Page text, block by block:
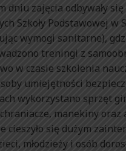
dniu zajęcia odbywały
Szkoły Podstawowej w
wymogi sanitarne),
treningi z
w czasie szkolenia
umiejętności
wykorzystano sprzęt
manekiny oraz
cieszyło się dużym
młodzieży i osób